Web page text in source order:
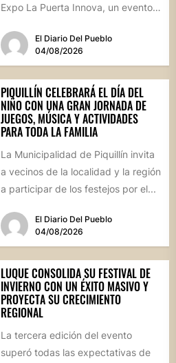
Expo La Puerta Innova, un evento
El Diario Del Pueblo
04/08/2026
PIQUILLÍN CELEBRARÁ EL DÍA DEL
NIÑO CON UNA GRAN JORNADA DE
JUEGOS, MÚSICA Y ACTIVIDADES
PARA TODA LA FAMILIA
La Municipalidad de Piquillín invita
a vecinos de la localidad y la región
a participar de los festejos por el...
El Diario Del Pueblo
04/08/2026
LUQUE CONSOLIDA SU FESTIVAL DE
INVIERNO CON UN ÉXITO MASIVO Y
PROYECTA SU CRECIMIENTO
REGIONAL
La tercera edición del evento
superó todas las expectativas de